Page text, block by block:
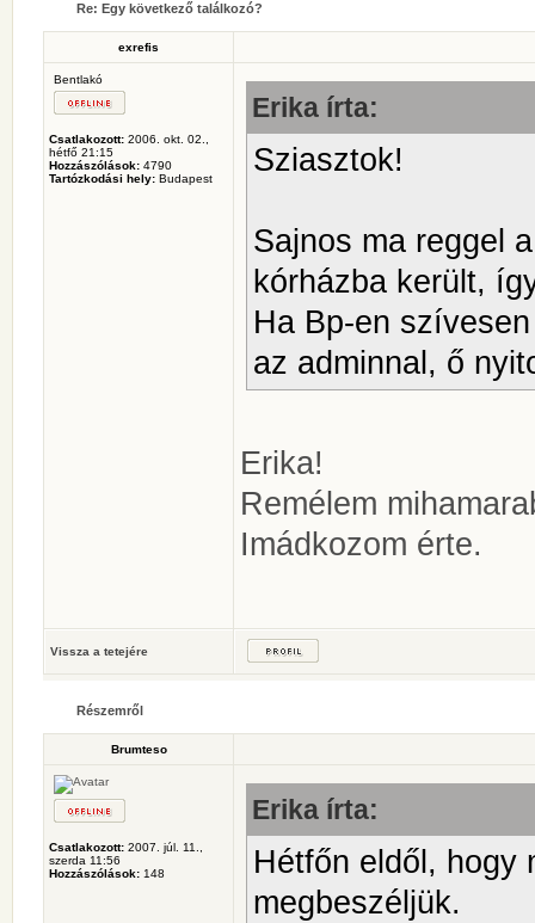
Re: Egy következő találkozó?
exrefis
Bentlakó
Csatlakozott: 2006. okt. 02.,
hétfő 21:15
Hozzászólások: 4790
Tartózkodási hely: Budapest
Erika írta:
Sziasztok!
Sajnos ma reggel
kórházba került,
Ha Bp-en
az adminnal, ő
Erika!
Remélem
Imádkozom érte.
Vissza a tetejére
Részemről
Brumteso
Csatlakozott: 2007. júl. 11.,
szerda 11:56
Hozzászólások: 148
Erika írta:
Hétfőn eldől, hogy
megbeszéljük.